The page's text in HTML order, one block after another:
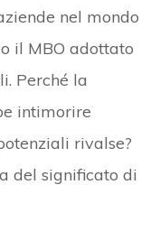
nel mondo
il MBO adottato
Perché la
intimorire
rivalse?
del significato di